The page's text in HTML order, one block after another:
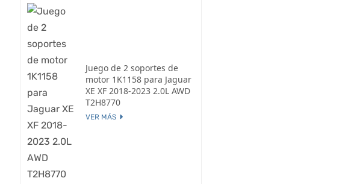
Juego de 2 soportes de
motor 1K1158 para Jaguar
XE XF 2018-2023 2.0L AWD
T2H8770
VER MÁS